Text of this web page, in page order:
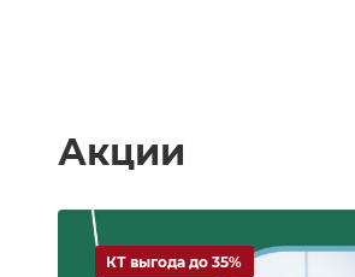
Акции
КТ выгода до 35%